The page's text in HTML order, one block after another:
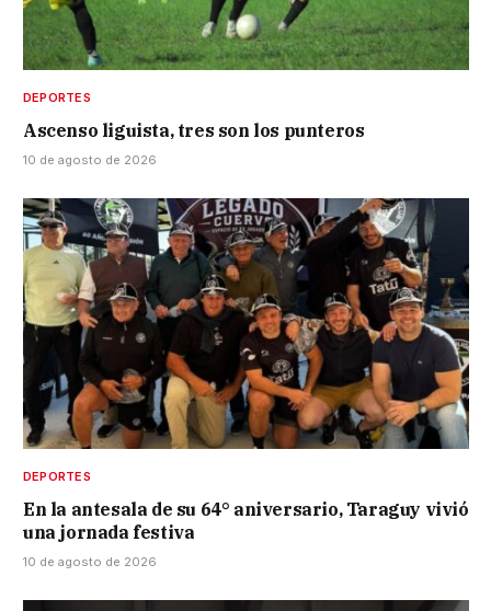
DEPORTES
Ascenso liguista, tres son los punteros
10 de agosto de 2026
DEPORTES
En la antesala de su 64° aniversario, Taraguy vivió
una jornada festiva
10 de agosto de 2026